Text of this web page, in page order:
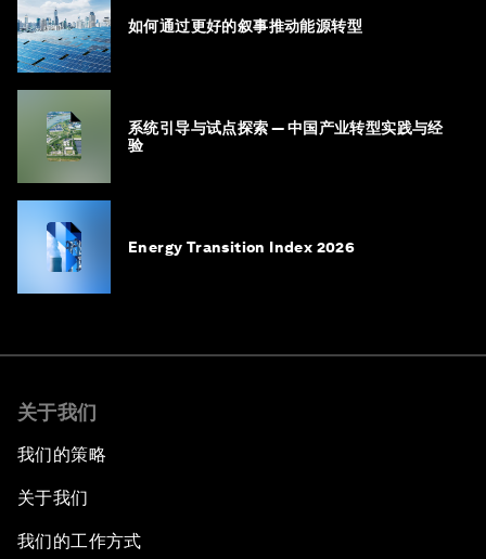
如何通过更好的叙事推动能源转型
系统引导与试点探索 — 中国产业转型实践与经
验
Energy Transition Index 2026
关于我们
我们的策略
关于我们
我们的工作方式